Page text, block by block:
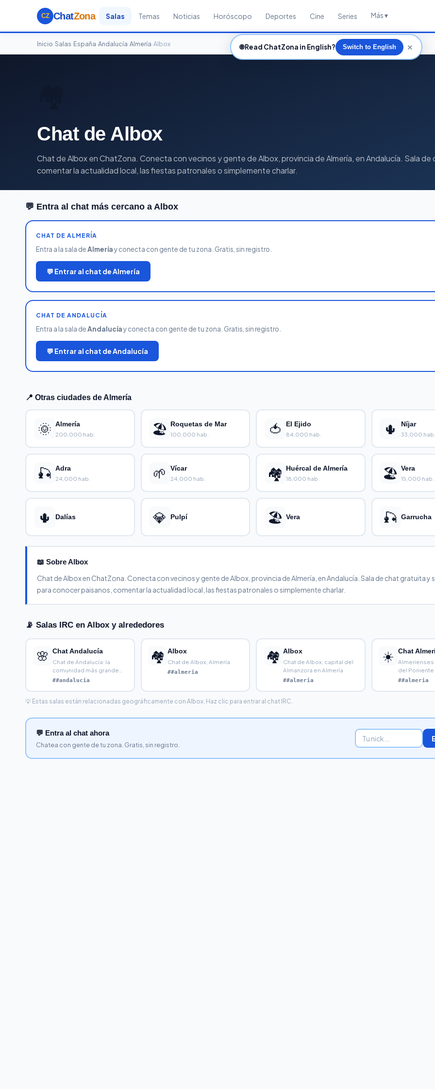
CZ ChatZona Salas Temas Noticias Horóscopo Deportes Cine Series Más ▾
Inicio Salas España Andalucía Almería Albox
Chat de Albox
Chat de Albox en ChatZona. Conecta con vecinos y gente de Albox, provincia de Almería, en Andalucía. Sala
comentar la actualidad local, las fiestas patronales o simplemente charlar.
💬 Entra al chat más cercano a Albox
CHAT DE ALMERÍA
Entra a la sala deAlmeríay conecta con gente de tu zona. Gratis, sin registro.
💬 Entrar al chat de Almería
CHAT DE ANDALUCÍA
Entra a la sala deAndalucíay conecta con gente de tu zona. Gratis, sin registro.
💬 Entrar al chat de Andalucía
📍 Otras ciudades de Almería
🌞 Almería
200,000 hab. 🏖️ Roquetas de Mar
100,000 hab. 🍅 El Ejido
84,000 hab. 🌵 Níjar
33,000 hab.
🎣 Adra
24,000 hab. 🌱 Vícar
24,000 hab. 🏘️ Huércal de Almería
18,000 hab. 🏖️ Vera
15,000 hab.
🌵 Dalías 💎 Pulpí 🏖️ Vera 🎣 Garrucha
📖 Sobre Albox
Chat de Albox en ChatZona. Conecta con vecinos y gente de Albox, provincia de Almería, en Andalucía. Sala de chat gratuita y
para conocer paisanos, comentar la actualidad local, las fiestas patronales o simplemente charlar.
📡 Salas IRC en Albox y alrededores
🌸
Chat Andalucía
Chat de Andalucía: la
comunidad más grande
de España. Habla con
##andalucia
🏘️ Albox
Chat de Albox, Almería
##almeria
🏘️ Albox
Chat de Albox, capital del
Almanzora en Almería
##almeria
☀️
Chat
Almerienses
del Poniente
capital. El
##almeria
💡 Estas salas están relacionadas geográficamente con Albox. Haz clic para entrar al chat IRC.
💬 Entra al chat ahora
Chatea con gente de tu zona. Gratis, sin registro.
🌐Read ChatZona in English? Switch to English ✕